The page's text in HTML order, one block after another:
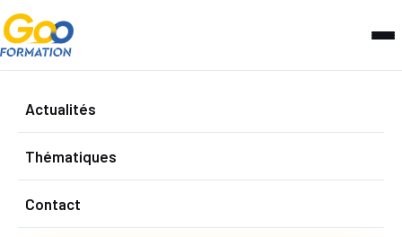
Actualités
Thématiques
Contact